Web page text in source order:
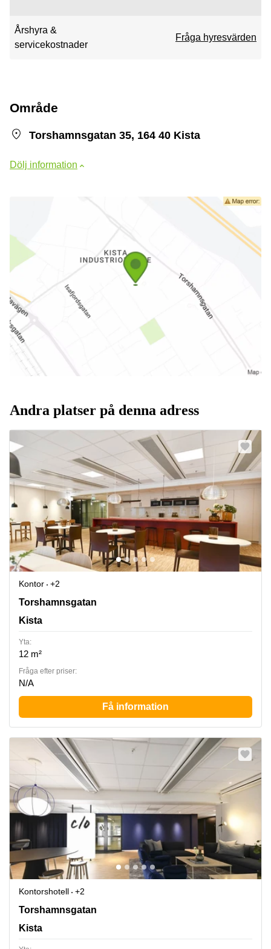
Årshyra &
servicekostnader
Fråga hyresvärden
Område
Torshamnsgatan 35, 164 40 Kista
Dölj information
Andra platser på denna adress
Kontor
+2
Torshamnsgatan 35, Kista
Torshamnsgatan
Kista
Yta:
12 m²
Fråga efter priser:
N/A
Få information
Kontorshotell
+2
Torshamnsgatan 35, Kista
Torshamnsgatan
Kista